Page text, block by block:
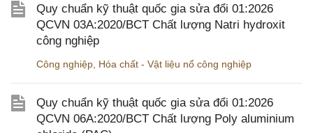
Quy chuẩn kỹ thuật quốc gia sửa đổi 01:2026
QCVN 03A:2020/BCT Chất lượng Natri hydroxit
công nghiệp
Công nghiệp Hóa chất - Vật liệu nổ công nghiệp
Quy chuẩn kỹ thuật quốc gia sửa đổi 01:2026
QCVN 06A:2020/BCT Chất lượng Poly aluminium